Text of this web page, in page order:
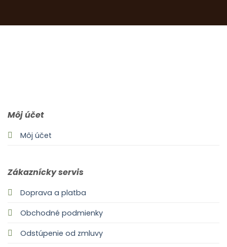
Môj účet
Môj účet
Zákaznícky servis
Doprava a platba
Obchodné podmienky
Odstúpenie od zmluvy